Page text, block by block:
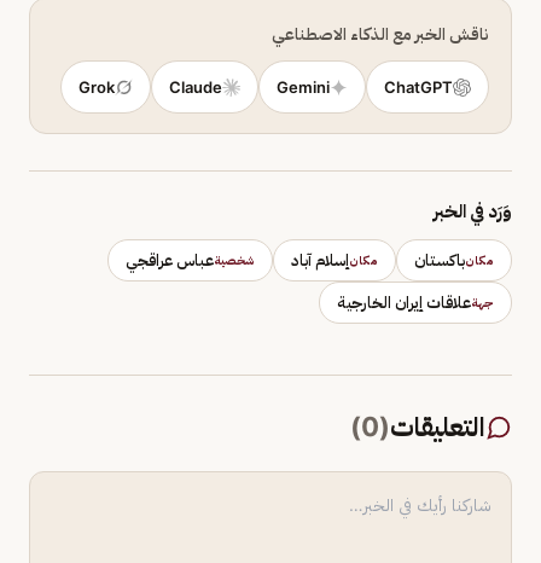
ناقش الخبر مع الذكاء الاصطناعي
ChatGPT
Gemini
Claude
Grok
وَرَد في الخبر
مكانباكستان مكانإسلام آباد شخصيةعباس عراقجي
جهةعلاقات إيران الخارجية
التعليقات(
0
)